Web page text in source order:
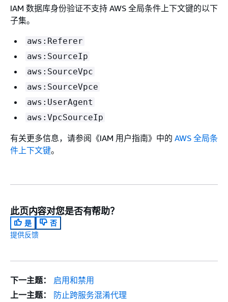
IAM 数据库身份验证不支持 AWS 全局条件上下文键的以下
子集。
aws:Referer
aws:SourceIp
aws:SourceVpc
aws:SourceVpce
aws:UserAgent
aws:VpcSourceIp
有关更多信息，请参阅《IAM 用户指南》 中的 AWS 全局条
件上下文键。
此页内容对您是否有帮助？
是
否
提供反馈
下一主题：
启用和禁用
上一主题：
防止跨服务混淆代理